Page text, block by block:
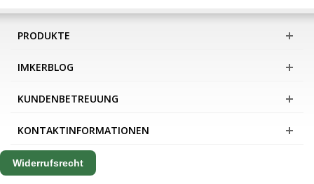
PRODUKTE
IMKERBLOG
KUNDENBETREUUNG
KONTAKTINFORMATIONEN
Widerrufsrecht